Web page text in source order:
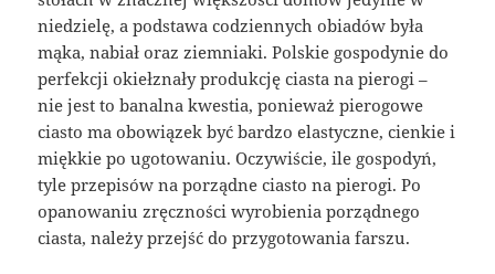
niedzielę, a podstawa codziennych obiadów była
mąka, nabiał oraz ziemniaki. Polskie gospodynie do
perfekcji okiełznały produkcję ciasta na pierogi –
nie jest to banalna kwestia, ponieważ pierogowe
ciasto ma obowiązek być bardzo elastyczne, cienkie i
miękkie po ugotowaniu. Oczywiście, ile gospodyń,
tyle przepisów na porządne ciasto na pierogi. Po
opanowaniu zręczności wyrobienia porządnego
ciasta, należy przejść do przygotowania farszu.